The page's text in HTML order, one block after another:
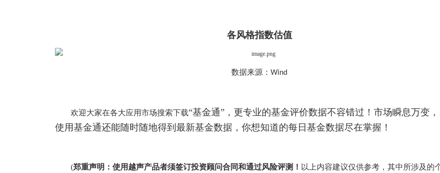
各风格指数估值
数据来源： Wind
欢迎大家在各大应用市场搜索下载“基金通”，更专业的基金评价数据不容错过！市场瞬息万变，
使用基金通还能随时随地得到最新基金数据，你想知道的每日基金数据尽在掌握！
(郑重声明：使用越声产品者须签订投资顾问合同和通过风险评测！ 以上内容建议仅供参考，其中所涉及的